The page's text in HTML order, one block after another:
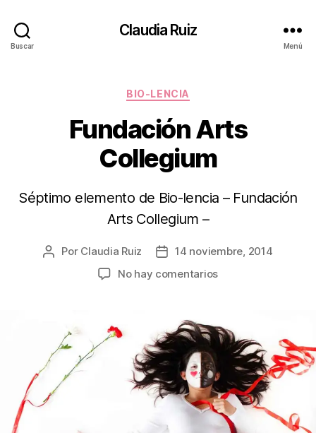
Buscar
Claudia Ruiz
Menú
Categorías
BIO-LENCIA
Fundación Arts
Collegium
Séptimo elemento de Bio-lencia – Fundación
Arts Collegium –
Autor
Por Claudia Ruiz
Fecha14 noviembre, 2014
No hay comentariosen